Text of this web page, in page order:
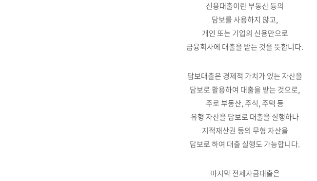
신용대출이란 부동산 등의
담보를 사용하지 않고,
개인 또는 기업의 신용만으로
금융회사에 대출을 받는 것을 뜻합니다.
담보대출은 경제적 가치가 있는 자산을
담보로 활용하여 대출을 받는 것으로,
주로 부동산, 주식, 주택 등
유형 자산을 담보로 대출을 실행하나
지적재산권 등의 무형 자산을
담보로 하여 대출 실행도 가능합니다.
마지막 전세자금대출은